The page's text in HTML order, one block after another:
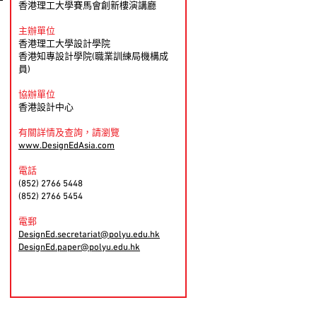
香港理工大學賽馬會創新樓演講廳
主辦單位
香港理工大學設計學院
香港知專設計學院(職業訓練局機構成
員)
協辦單位
香港設計中心
有關詳情及查詢，請瀏覽
www.DesignEdAsia.com
電話
(852) 2766 5448
(852) 2766 5454
電郵
DesignEd.secretariat@polyu.edu.hk
DesignEd.paper@polyu.edu.hk